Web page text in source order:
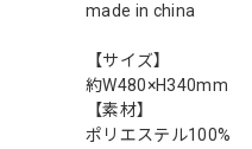
made in china
【サイズ】
約W480×H340mm
【素材】
ポリエステル100%